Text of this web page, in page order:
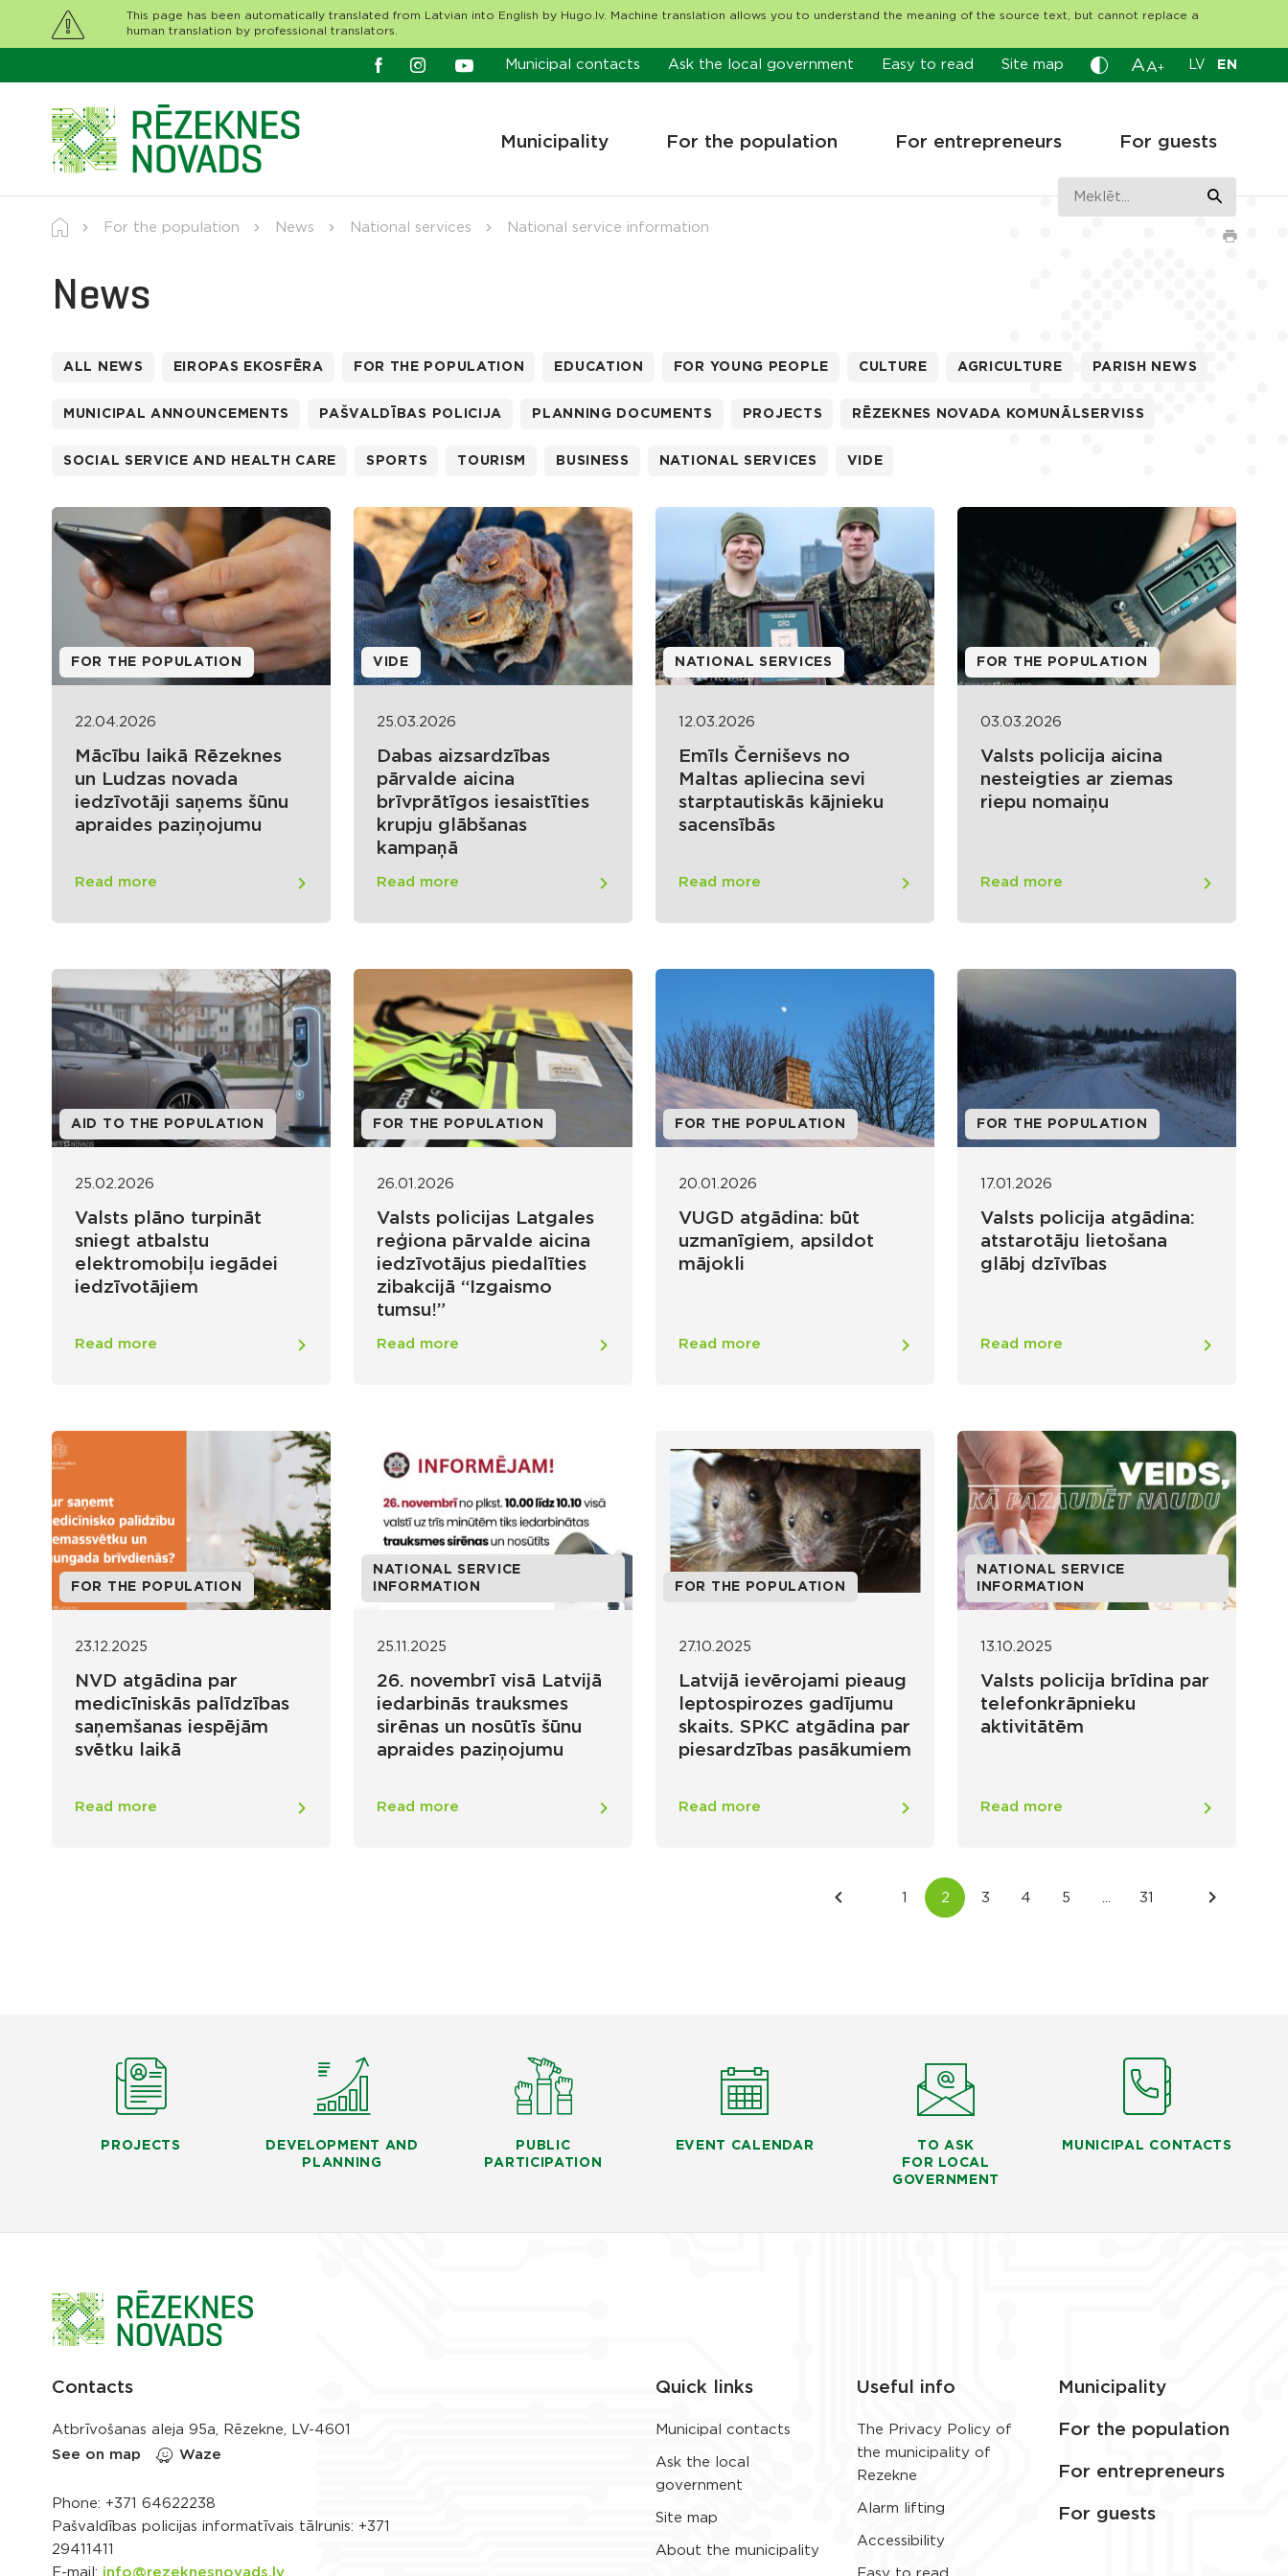
This page has been automatically translated from Latvian into English by Hugo.lv. Machine translation allows you to understand the meaning of the source text, but cannot replace a
human translation by professional translators.
Municipal contacts Ask the local government Easy to read Site map A A+ LV EN
Municipality For the population For entrepreneurs For guests
For the population News National services National service information
News
ALL NEWS EIROPAS EKOSFĒRA FOR THE POPULATION EDUCATION FOR YOUNG PEOPLE CULTURE AGRICULTURE PARISH NEWS
MUNICIPAL ANNOUNCEMENTS PAŠVALDĪBAS POLICIJA PLANNING DOCUMENTS PROJECTS RĒZEKNES NOVADA KOMUNĀLSERVISS
SOCIAL SERVICE AND HEALTH CARE SPORTS TOURISM BUSINESS NATIONAL SERVICES VIDE
FOR THE POPULATION
22.04.2026
Mācību laikā Rēzeknes
un Ludzas novada
iedzīvotāji saņems šūnu
apraides paziņojumu
Read more
VIDE
25.03.2026
Dabas aizsardzības
pārvalde aicina
brīvprātīgos iesaistīties
krupju glābšanas
kampaņā
Read more
NATIONAL SERVICES
12.03.2026
Emīls Černiševs no
Maltas apliecina sevi
starptautiskās kājnieku
sacensībās
Read more
FOR THE POPULATION
03.03.2026
Valsts policija aicina
nesteigties ar ziemas
riepu nomaiņu
Read more
AID TO THE POPULATION
25.02.2026
Valsts plāno turpināt
sniegt atbalstu
elektromobiļu iegādei
iedzīvotājiem
Read more
FOR THE POPULATION
26.01.2026
Valsts policijas Latgales
reģiona pārvalde aicina
iedzīvotājus piedalīties
zibakcijā “Izgaismo
tumsu!”
Read more
FOR THE POPULATION
20.01.2026
VUGD atgādina: būt
uzmanīgiem, apsildot
mājokli
Read more
FOR THE POPULATION
17.01.2026
Valsts policija atgādina:
atstarotāju lietošana
glābj dzīvības
Read more
FOR THE POPULATION
23.12.2025
NVD atgādina par
medicīniskās palīdzības
saņemšanas iespējām
svētku laikā
Read more
NATIONAL SERVICE
INFORMATION
25.11.2025
26. novembrī visā Latvijā
iedarbinās trauksmes
sirēnas un nosūtīs šūnu
apraides paziņojumu
Read more
FOR THE POPULATION
27.10.2025
Latvijā ievērojami pieaug
leptospirozes gadījumu
skaits. SPKC atgādina par
piesardzības pasākumiem
Read more
NATIONAL SERVICE
INFORMATION
13.10.2025
Valsts policija brīdina par
telefonkrāpnieku
aktivitātēm
Read more
PROJECTS
DEVELOPMENT AND
PLANNING
PUBLIC
PARTICIPATION
EVENT CALENDAR
TO ASK
FOR LOCAL
GOVERNMENT
MUNICIPAL CONTACTS
Contacts
Atbrīvošanas aleja 95a, Rēzekne, LV-4601
See on map
Waze
Phone: +371 64622238
Pašvaldības policijas informatīvais tālrunis: +371
29411411
E-mail: info@rezeknesnovads.lv
Quick links
Municipal contacts
Ask the local
government
Site map
About the municipality
Useful info
The Privacy Policy of
the municipality of
Rezekne
Alarm lifting
Accessibility
Municipality
For the population
For entrepreneurs
For guests